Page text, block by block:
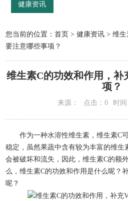
健康资讯
您当前的位置：首页 >健康资讯 > 维生
要注意哪些事项？
维生素C的功效和作用，补
项？
来源： 点击：0 时间
作为一种水溶性维生素，维生素C可
稳定，虽然果蔬中含有较为丰富的维生
会被破坏和流失，因此，维生素C的额
么，维生素C的功效和作用是什么呢？
呢？